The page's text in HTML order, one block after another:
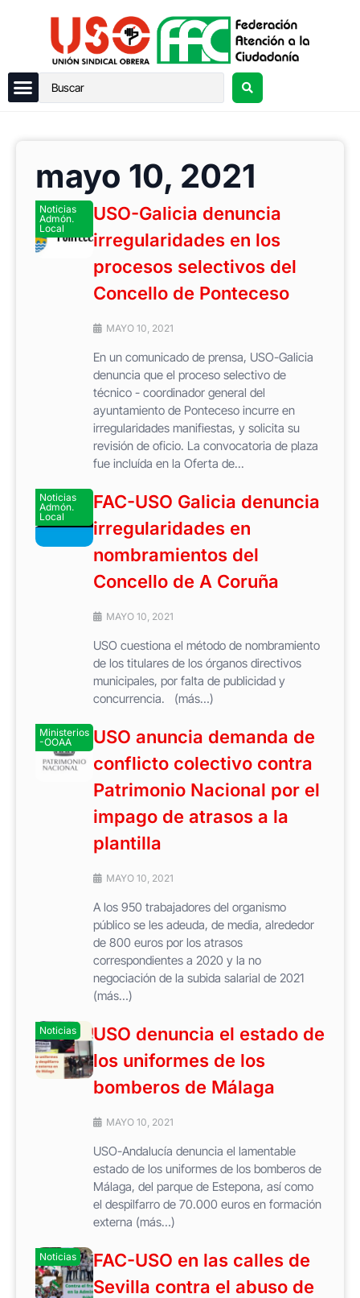
mayo 10, 2021
Noticias
Admón.
Local
USO-Galicia denuncia
irregularidades en los
procesos selectivos del
Concello de Ponteceso
MAYO 10, 2021
En un comunicado de prensa, USO-Galicia
denuncia que el proceso selectivo de
técnico - coordinador general del
ayuntamiento de Ponteceso incurre en
irregularidades manifiestas, y solicita su
revisión de oficio. La convocatoria de plaza
fue incluída en la Oferta de...
Noticias
Admón.
Local
FAC-USO Galicia denuncia
irregularidades en
nombramientos del
Concello de A Coruña
MAYO 10, 2021
USO cuestiona el método de nombramiento
de los titulares de los órganos directivos
municipales, por falta de publicidad y
concurrencia. (más…)
Ministerios
-OOAA
USO anuncia demanda de
conflicto colectivo contra
Patrimonio Nacional por el
impago de atrasos a la
plantilla
MAYO 10, 2021
A los 950 trabajadores del organismo
público se les adeuda, de media, alrededor
de 800 euros por los atrasos
correspondientes a 2020 y la no
negociación de la subida salarial de 2021
(más…)
Noticias
USO denuncia el estado de
los uniformes de los
bomberos de Málaga
MAYO 10, 2021
USO-Andalucía denuncia el lamentable
estado de los uniformes de los bomberos de
Málaga, del parque de Estepona, así como
el despilfarro de 70.000 euros en formación
externa (más…)
Noticias
FAC-USO en las calles de
Sevilla contra el abuso de